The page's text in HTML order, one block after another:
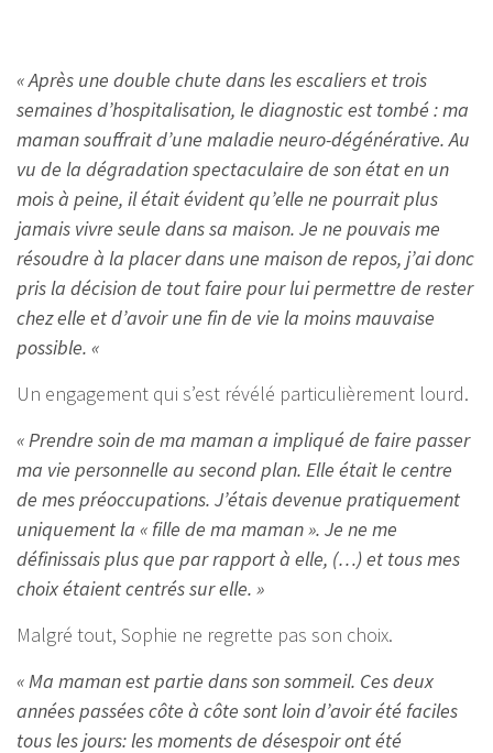
« Après une double chute dans les escaliers et trois
semaines d’hospitalisation, le diagnostic est tombé : ma
maman souffrait d’une maladie neuro-dégénérative. Au
vu de la dégradation spectaculaire de son état en un
mois à peine, il était évident qu’elle ne pourrait plus
jamais vivre seule dans sa maison. Je ne pouvais me
résoudre à la placer dans une maison de repos, j’ai donc
pris la décision de tout faire pour lui permettre de rester
chez elle et d’avoir une fin de vie la moins mauvaise
possible. «
Un engagement qui s’est révélé particulièrement lourd.
« Prendre soin de ma maman a impliqué de faire passer
ma vie personnelle au second plan. Elle était le centre
de mes préoccupations. J’étais devenue pratiquement
uniquement la « fille de ma maman ». Je ne me
définissais plus que par rapport à elle, (…) et tous mes
choix étaient centrés sur elle. »
Malgré tout, Sophie ne regrette pas son choix.
« Ma maman est partie dans son sommeil. Ces deux
années passées côte à côte sont loin d’avoir été faciles
tous les jours: les moments de désespoir ont été